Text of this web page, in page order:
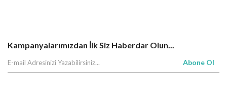
Kampanyalarımızdan İlk Siz Haberdar Olun...
Abone Ol